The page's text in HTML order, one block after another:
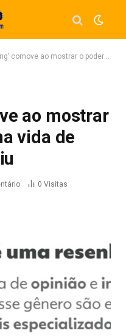
ao mostrar o poder da arte na vida de detentos; g1 já viu
ao mostrar
vida de
0 Visitas